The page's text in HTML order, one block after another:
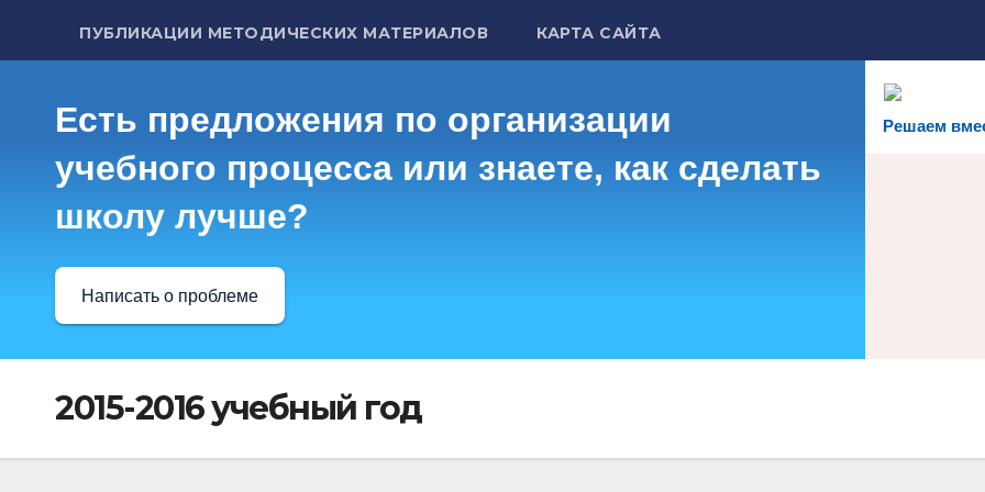
ПУБЛИКАЦИИ МЕТОДИЧЕСКИХ МАТЕРИАЛОВ КАРТА САЙТА
Решаем
Есть предложения по организации
учебного процесса или знаете, как сделать
школу лучше?
Написать о проблеме
2015-2016 учебный год